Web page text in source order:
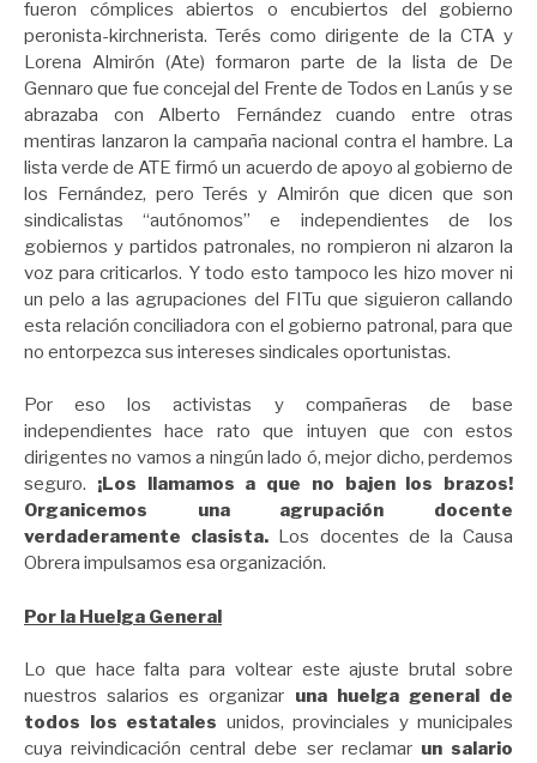
fueron cómplices abiertos o encubiertos del gobierno
peronista-kirchnerista. Terés como dirigente de la CTA y
Lorena Almirón (Ate) formaron parte de la lista de De
Gennaro que fue concejal del Frente de Todos en Lanús y se
abrazaba con Alberto Fernández cuando entre otras
mentiras lanzaron la campaña nacional contra el hambre. La
lista verde de ATE firmó un acuerdo de apoyo al gobierno de
los Fernández, pero Terés y Almirón que dicen que son
sindicalistas “autónomos” e independientes de los
gobiernos y partidos patronales, no rompieron ni alzaron la
voz para criticarlos. Y todo esto tampoco les hizo mover ni
un pelo a las agrupaciones del FITu que siguieron callando
esta relación conciliadora con el gobierno patronal, para que
no entorpezca sus intereses sindicales oportunistas.
Por eso los activistas y compañeras de base
independientes hace rato que intuyen que con estos
dirigentes no vamos a ningún lado ó, mejor dicho, perdemos
seguro. ¡Los llamamos a que no bajen los brazos!
Organicemos una agrupación docente
verdaderamente clasista. Los docentes de la Causa
Obrera impulsamos esa organización.
Por la Huelga General
Lo que hace falta para voltear este ajuste brutal sobre
nuestros salarios es organizar una huelga general de
todos los estatales unidos, provinciales y municipales
cuya reivindicación central debe ser reclamar un salario